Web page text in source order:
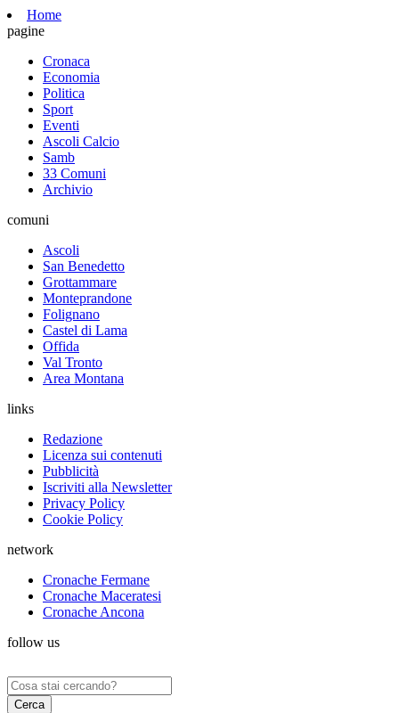
Home
pagine
Cronaca
Economia
Politica
Sport
Eventi
Ascoli Calcio
Samb
33 Comuni
Archivio
comuni
Ascoli
San Benedetto
Grottammare
Monteprandone
Folignano
Castel di Lama
Offida
Val Tronto
Area Montana
links
Redazione
Licenza sui contenuti
Pubblicità
Iscriviti alla Newsletter
Privacy Policy
Cookie Policy
network
Cronache Fermane
Cronache Maceratesi
Cronache Ancona
follow us
Ricerca
per: